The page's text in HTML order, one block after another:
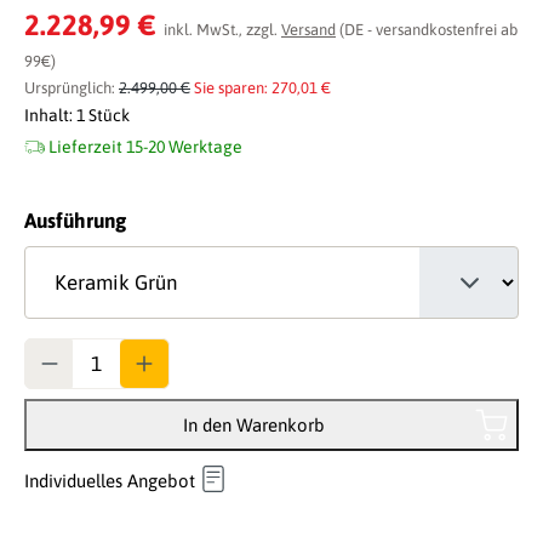
Durchschnittliche Bewertung von 0 von 5 Sternen
2.228,99 € inkl. MwSt., zzgl. Versand (DE - versandkostenfrei ab
99€)
Ursprünglich: 2.499,00 € Sie sparen: 270,01 €
Inhalt: 1 Stück
Lieferzeit 15-20 Werktage
Ausführungauswählen
In den Warenkorb
Individuelles Angebot